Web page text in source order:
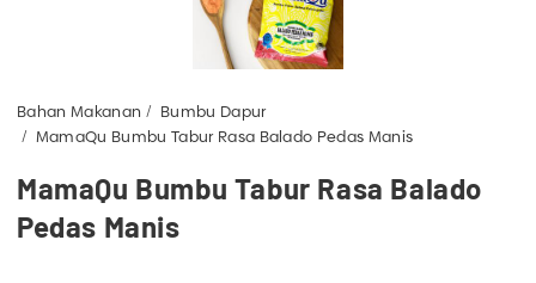
Bahan Makanan
Bumbu Dapur
MamaQu Bumbu Tabur Rasa Balado Pedas Manis
MamaQu Bumbu Tabur Rasa Balado
Pedas Manis